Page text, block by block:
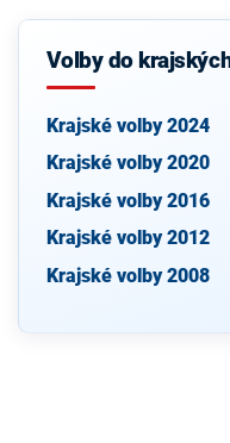
Volby do
Krajské volby 2024
Krajské volby 2020
Krajské volby 2016
Krajské volby 2012
Krajské volby 2008